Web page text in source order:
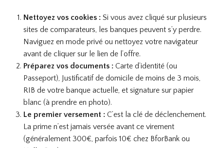
Nettoyez vos cookies :Si vous avez cliqué sur plusieurs
sites de comparateurs, les banques peuvent s’y perdre.
Naviguez en mode privé ou nettoyez votre navigateur
avant de cliquer sur le lien de l’offre.
Préparez vos documents :Carte d’identité (ou
Passeport), Justificatif de domicile de moins de 3 mois,
RIB de votre banque actuelle, et signature sur papier
blanc (à prendre en photo).
Le premier versement :C’est la clé de déclenchement.
La prime n’est jamais versée avant ce virement
(généralement 300€, parfois 10€ chez BforBank ou